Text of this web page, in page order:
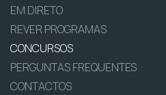
EM DIRETO
REVER PROGRAMAS
CONCURSOS
PERGUNTAS FREQUENTES
CONTACTOS